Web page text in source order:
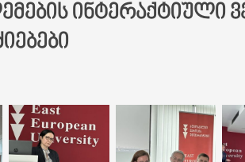
ინტერაქტიული